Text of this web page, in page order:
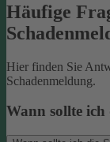
Häufige
Hier finden Sie
Schadenmeldung.
Wann sollte ich